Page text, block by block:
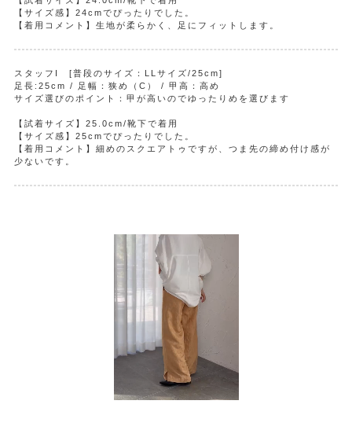
【サイズ感】24cmでぴったりでした。
【着用コメント】生地が柔らかく、足にフィットします。
スタッフI [普段のサイズ：LLサイズ/25cm]
足長:25cm / 足幅：狭め（C） / 甲高：高め
サイズ選びのポイント：甲が高いのでゆったりめを選びます
【試着サイズ】25.0cm/靴下で着用
【サイズ感】25cmでぴったりでした。
【着用コメント】細めのスクエアトゥですが、つま先の締め付け感が
少ないです。